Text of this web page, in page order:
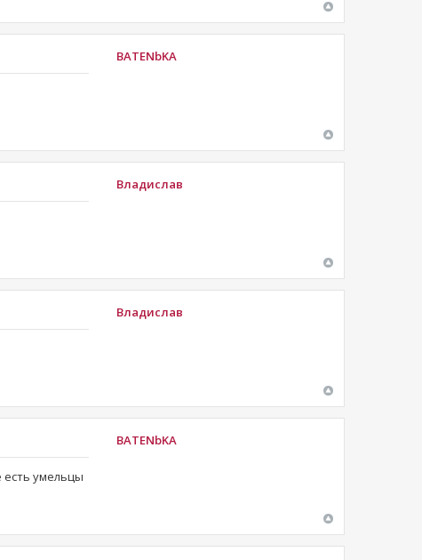
BATENbKA
Владислав
Владислав
есть умельцы
BATENbKA